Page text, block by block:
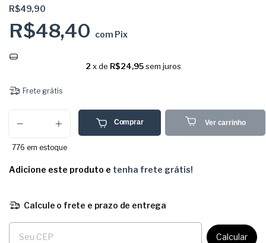
R$49,90
R$48,40 com Pix
2 x de R$24,95 sem juros
Frete grátis
776 em estoque
Comprar Ver carrinho
Adicione este produto e tenha frete grátis!
Calcule o frete e prazo de entrega
Entregas para o CEP:
Calcular